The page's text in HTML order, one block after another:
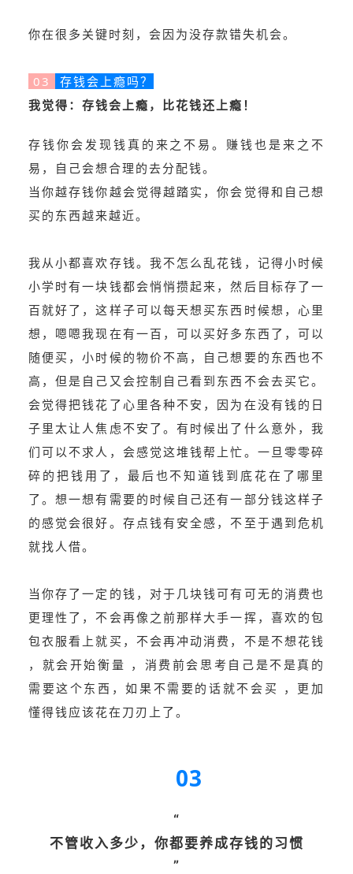
你在很多关键时刻，会因为没存款错失机会。
03
存钱会上瘾吗？
我觉得：存钱会上瘾，比花钱还上瘾！
存钱你会发现钱真的来之不易。赚钱也是来之不
易，自己会想合理的去分配钱。
当你越存钱你越会觉得越踏实，你会觉得和自己想
买的东西越来越近。
我从小都喜欢存钱。我不怎么乱花钱，记得小时候
小学时有一块钱都会悄悄攒起来，然后目标存了一
百就好了，这样子可以每天想买东西时候想，心里
想，嗯嗯我现在有一百，可以买好多东西了，可以
随便买，小时候的物价不高，自己想要的东西也不
高，但是自己又会控制自己看到东西不会去买它。
会觉得把钱花了心里各种不安，因为在没有钱的日
子里太让人焦虑不安了。有时候出了什么意外，我
们可以不求人，会感觉这堆钱帮上忙。一旦零零碎
碎的把钱用了，最后也不知道钱到底花在了哪里
了。想一想有需要的时候自己还有一部分钱这样子
的感觉会很好。存点钱有安全感，不至于遇到危机
就找人借。
当你存了一定的钱，对于几块钱可有可无的消费也
更理性了，不会再像之前那样大手一挥，喜欢的包
包衣服看上就买，不会再冲动消费，不是不想花钱
，就会开始衡量 ，消费前会思考自己是不是真的
需要这个东西，如果不需要的话就不会买 ，更加
懂得钱应该花在刀刃上了。
03
“
不管收入多少，你都要养成存钱的习惯
”